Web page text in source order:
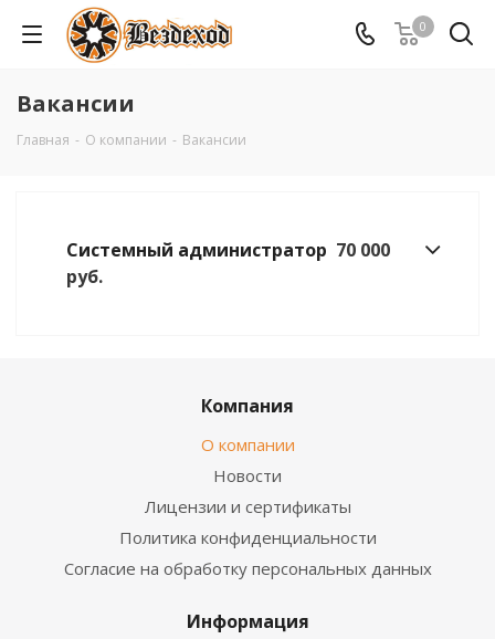
0
Вакансии
Главная - О компании - Вакансии
Системный администратор 70 000
руб.
Компания
О компании
Новости
Лицензии и сертификаты
Политика конфиденциальности
Согласие на обработку персональных данных
Информация